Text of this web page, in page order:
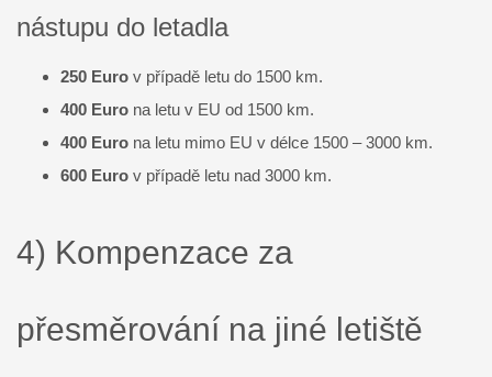
nástupu do letadla
250 Euro v případě letu do 1500 km.
400 Euro na letu v EU od 1500 km.
400 Euro na letu mimo EU v délce 1500 – 3000 km.
600 Euro v případě letu nad 3000 km.
4) Kompenzace za
přesměrování na jiné letiště